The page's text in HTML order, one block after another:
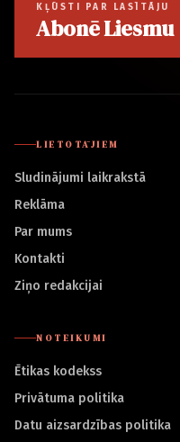
KĻŪSTI PAR LASĪTĀJU
Abonē Liesmu
LIETOTĀJIEM
Sludinājumi laikrakstā
Reklāma
Par mums
Kontakti
Ziņo redakcijai
NOTEIKUMI
Ētikas kodekss
Privātuma politika
Datu aizsardzības politika